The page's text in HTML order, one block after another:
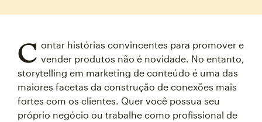
C ontar histórias convincentes para promover e
vender produtos não é novidade. No entanto,
storytelling em marketing de conteúdo é uma das
maiores facetas da construção de conexões mais
fortes com os clientes. Quer você possua seu
próprio negócio ou trabalhe como profissional de